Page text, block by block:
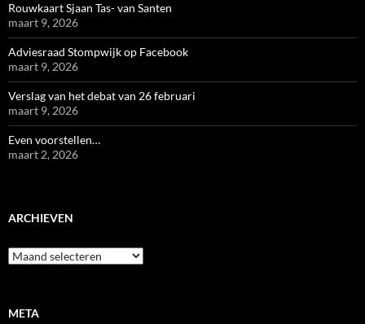
Rouwkaart Sjaan Tas- van Santen
maart 9, 2026
Adviesraad Stompwijk op Facebook
maart 9, 2026
Verslag van het debat van 26 februari
maart 9, 2026
Even voorstellen…
maart 2, 2026
ARCHIEVEN
Archieven
META